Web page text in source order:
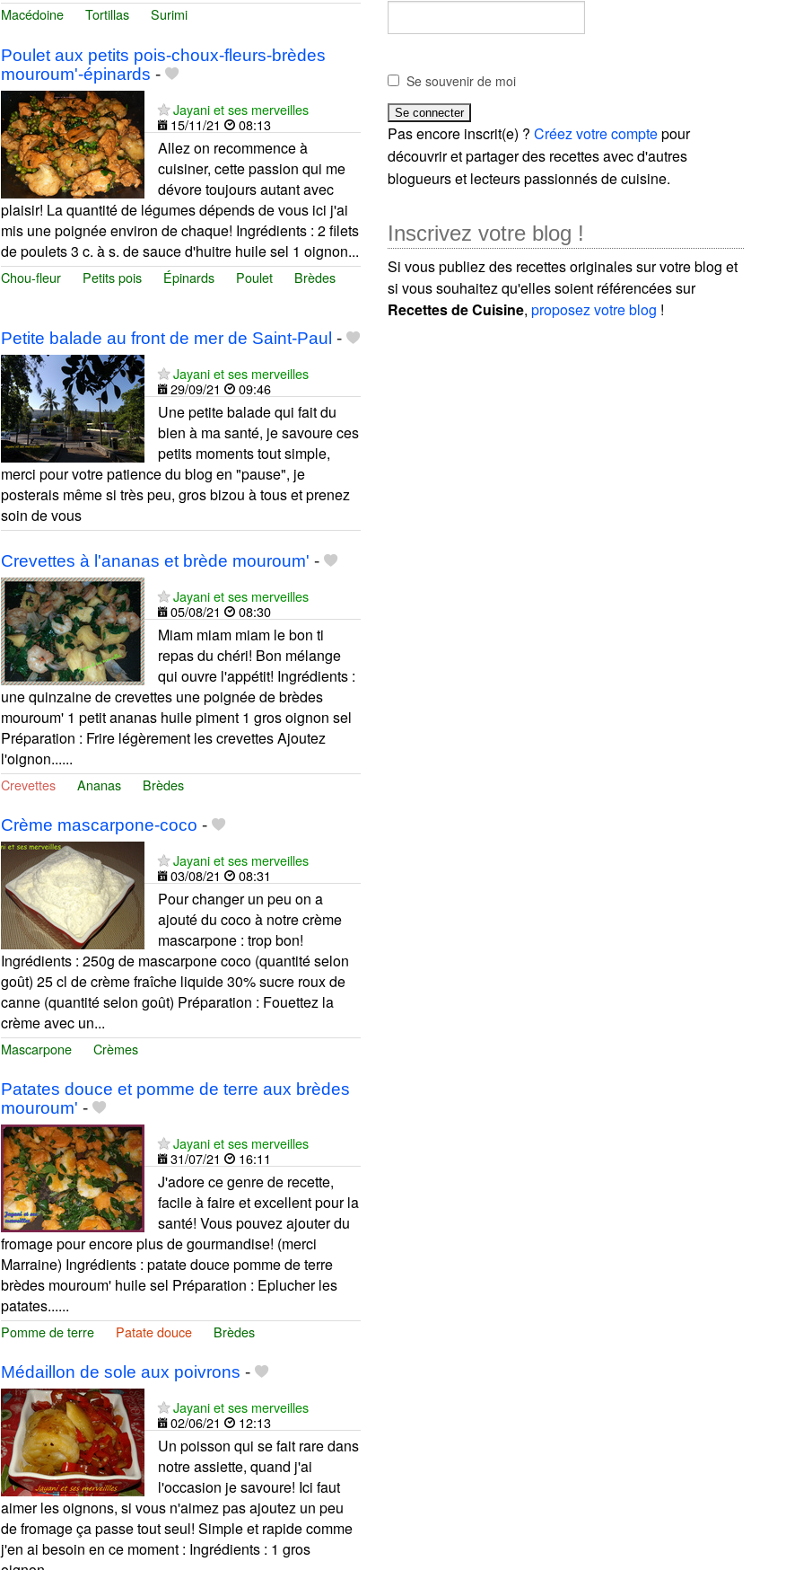
Macédoine Tortillas Surimi
Poulet aux petits pois-choux-fleurs-brèdes
mouroum'-épinards -
Jayani et ses merveilles
15/11/21
08:13
Allez on recommence à
cuisiner, cette passion qui me
dévore toujours autant avec
plaisir! La quantité de légumes dépends de vous ici j'ai
mis une poignée environ de chaque! Ingrédients : 2 filets
de poulets 3 c. à s. de sauce d'huitre huile sel 1 oignon...
Chou-fleur Petits pois Épinards Poulet Brèdes
Petite balade au front de mer de Saint-Paul -
Jayani et ses merveilles
29/09/21
09:46
Une petite balade qui fait du
bien à ma santé, je savoure ces
petits moments tout simple,
merci pour votre patience du blog en "pause", je
posterais même si très peu, gros bizou à tous et prenez
soin de vous
Crevettes à l'ananas et brède mouroum' -
Jayani et ses merveilles
05/08/21
08:30
Miam miam miam le bon ti
repas du chéri! Bon mélange
qui ouvre l'appétit! Ingrédients :
une quinzaine de crevettes une poignée de brèdes
mouroum' 1 petit ananas huile piment 1 gros oignon sel
Préparation : Frire légèrement les crevettes Ajoutez
l'oignon......
Crevettes Ananas Brèdes
Crème mascarpone-coco -
Jayani et ses merveilles
03/08/21
08:31
Pour changer un peu on a
ajouté du coco à notre crème
mascarpone : trop bon!
Ingrédients : 250g de mascarpone coco (quantité selon
goût) 25 cl de crème fraîche liquide 30% sucre roux de
canne (quantité selon goût) Préparation : Fouettez la
crème avec un...
Mascarpone Crèmes
Patates douce et pomme de terre aux brèdes
mouroum' -
Jayani et ses merveilles
31/07/21
16:11
J'adore ce genre de recette,
facile à faire et excellent pour la
santé! Vous pouvez ajouter du
fromage pour encore plus de gourmandise! (merci
Marraine) Ingrédients : patate douce pomme de terre
brèdes mouroum' huile sel Préparation : Eplucher les
patates......
Pomme de terre Patate douce Brèdes
Médaillon de sole aux poivrons -
Jayani et ses merveilles
02/06/21
12:13
Un poisson qui se fait rare dans
notre assiette, quand j'ai
l'occasion je savoure! Ici faut
aimer les oignons, si vous n'aimez pas ajoutez un peu
de fromage ça passe tout seul! Simple et rapide comme
j'en ai besoin en ce moment : Ingrédients : 1 gros
Se souvenir de moi
Pas encore inscrit(e) ?Créez votre comptepour
découvrir et partager des recettes avec d'autres
blogueurs et lecteurs passionnés de cuisine.
Inscrivez votre blog !
Si vous publiez des recettes originales sur votre blog et
si vous souhaitez qu'elles soient référencées sur
Recettes de Cuisine,proposez votre blog !